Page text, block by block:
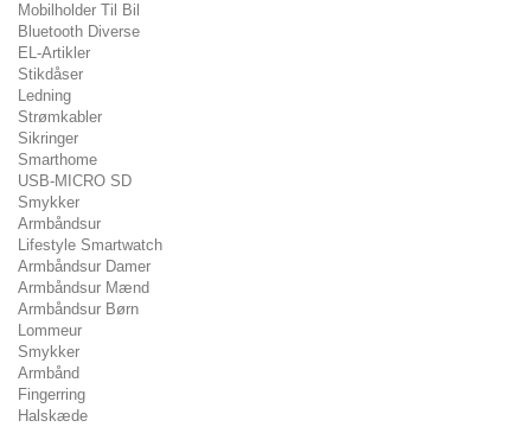
Mobilholder Til Bil
Bluetooth Diverse
EL-Artikler
Stikdåser
Ledning
Strømkabler
Sikringer
Smarthome
USB-MICRO SD
Smykker
Armbåndsur
Lifestyle Smartwatch
Armbåndsur Damer
Armbåndsur Mænd
Armbåndsur Børn
Lommeur
Smykker
Armbånd
Fingerring
Halskæde